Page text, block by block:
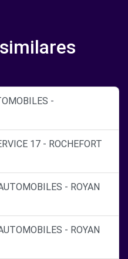
-
17 - ROCHEFORT
- ROYAN
- ROYAN